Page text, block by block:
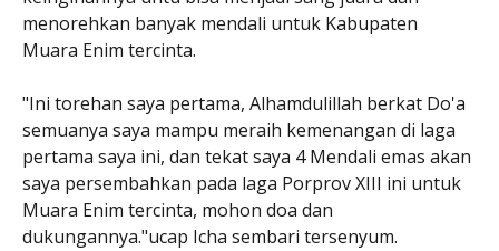
menorehkan banyak mendali untuk Kabupaten
Muara Enim tercinta.
"Ini torehan saya pertama, Alhamdulillah berkat Do'a
semuanya saya mampu meraih kemenangan di laga
pertama saya ini, dan tekat saya 4 Mendali emas akan
saya persembahkan pada laga Porprov XIII ini untuk
Muara Enim tercinta, mohon doa dan
dukungannya."ucap Icha sembari tersenyum.